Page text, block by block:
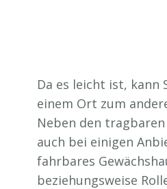
Da es leicht ist, kann
einem Ort zum
Neben den
auch bei einigen
fahrbares
beziehungsweise